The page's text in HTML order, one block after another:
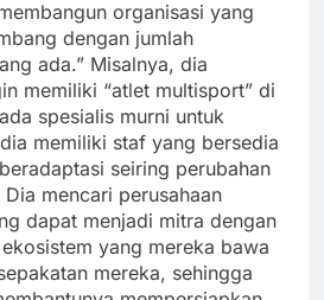
organisasi yang
dengan jumlah
ada.” Misalnya, dia
memiliki “atlet multisport” di
spesialis murni untuk
memiliki staf yang bersedia
seiring perubahan
mencari perusahaan
dapat menjadi mitra dengan
yang mereka bawa
mereka, sehingga